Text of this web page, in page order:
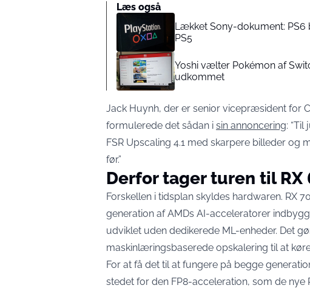
Læs også
Lækket Sony-dokument:
PS5
Yoshi vælter Pokémon af
udkommet
Jack Huynh, der er senior vicepræsident for
formulerede det sådan i sin annoncering:
FSR Upscaling 4.1 med skarpere billeder og
før.”
Derfor tager turen til
Forskellen i tidsplan skyldes hardwaren. RX
generation af AMDs AI-acceleratorer
udviklet uden dedikerede ML-enheder. Det
maskinlæringsbaserede opskalering til at
For at få det til at fungere på begge
stedet for den FP8-acceleration, som de